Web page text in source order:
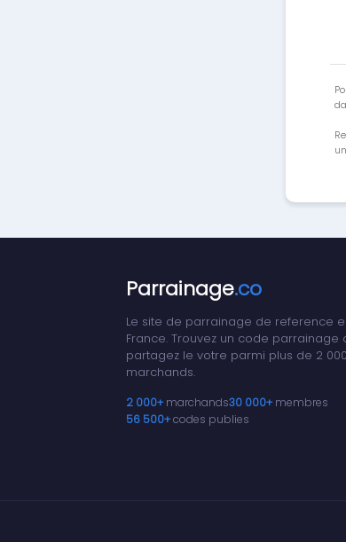
Parrainage.co
Le site de parrainage de reference
France. Trouvez un code parrainage
partagez le votre parmi plus de 2 000
marchands.
2 000+ marchands30 000+ membres
56 500+codes publies